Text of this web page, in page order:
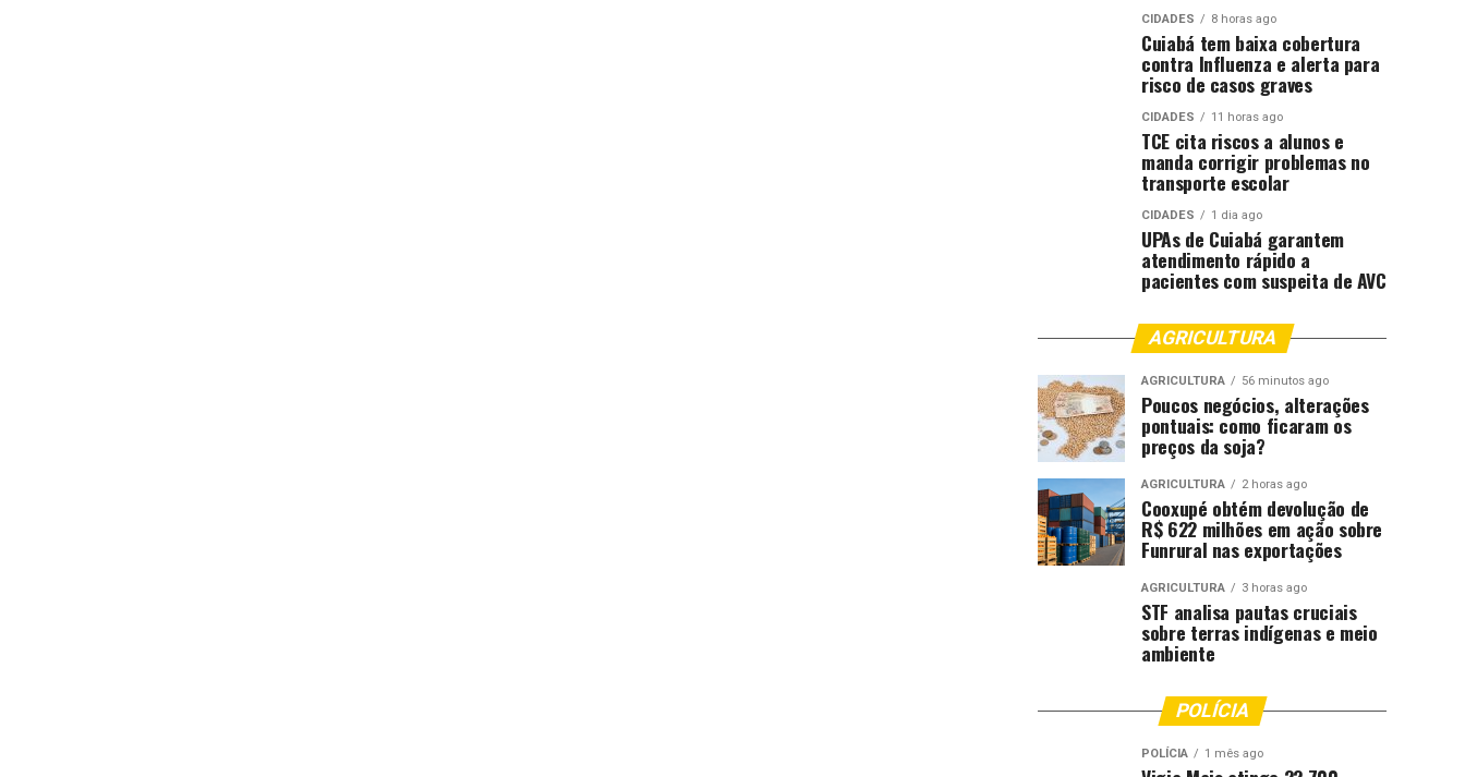
CIDADES 8 horas ago
Cuiabá tem baixa cobertura
contra Influenza e alerta para
risco de casos graves
CIDADES 11 horas ago
TCE cita riscos a alunos e
manda corrigir problemas no
transporte escolar
CIDADES 1 dia ago
UPAs de Cuiabá garantem
atendimento rápido a
pacientes com suspeita de AVC
AGRICULTURA
AGRICULTURA 56 minutos ago
Poucos negócios, alterações
pontuais: como ficaram os
preços da soja?
AGRICULTURA 2 horas ago
Cooxupé obtém devolução de
R$ 622 milhões em ação sobre
Funrural nas exportações
AGRICULTURA 3 horas ago
STF analisa pautas cruciais
sobre terras indígenas e meio
ambiente
POLÍCIA
POLÍCIA 1 mês ago